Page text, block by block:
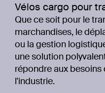
Vélos cargo pour
Que ce soit pour le
marchandises, le
ou la gestion
une solution
répondre aux
l'industrie.